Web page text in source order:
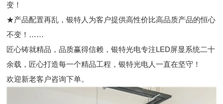
变！
★产品配置再乱，银特人为客户提供高性价比高品质产品的恒心
不变！……
匠心铸就精品，品质赢得信赖，银特光电专注LED屏显系统二十
余载，匠心打造每一个精品工程，银特光电人一直在坚守！
欢迎新老客户咨询下单。